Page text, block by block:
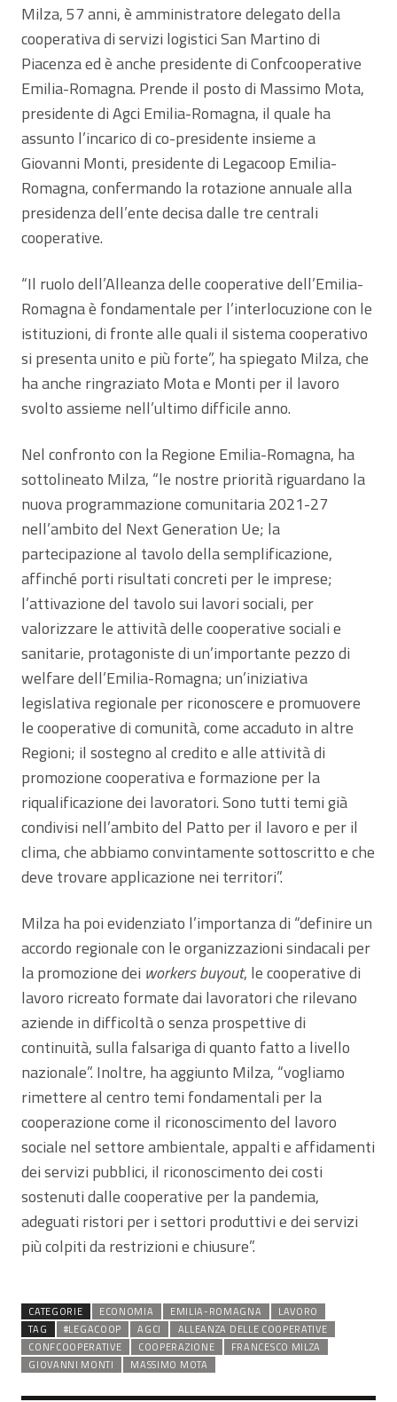
Milza, 57 anni, è amministratore delegato della
cooperativa di servizi logistici San Martino di
Piacenza ed è anche presidente di Confcooperative
Emilia-Romagna. Prende il posto di Massimo Mota,
presidente di Agci Emilia-Romagna, il quale ha
assunto l’incarico di co-presidente insieme a
Giovanni Monti, presidente di Legacoop Emilia-
Romagna, confermando la rotazione annuale alla
presidenza dell’ente decisa dalle tre centrali
cooperative.
“Il ruolo dell’Alleanza delle cooperative dell’Emilia-
Romagna è fondamentale per l’interlocuzione con le
istituzioni, di fronte alle quali il sistema cooperativo
si presenta unito e più forte”, ha spiegato Milza, che
ha anche ringraziato Mota e Monti per il lavoro
svolto assieme nell’ultimo difficile anno.
Nel confronto con la Regione Emilia-Romagna, ha
sottolineato Milza, “le nostre priorità riguardano la
nuova programmazione comunitaria 2021-27
nell’ambito del Next Generation Ue; la
partecipazione al tavolo della semplificazione,
affinché porti risultati concreti per le imprese;
l’attivazione del tavolo sui lavori sociali, per
valorizzare le attività delle cooperative sociali e
sanitarie, protagoniste di un’importante pezzo di
welfare dell’Emilia-Romagna; un’iniziativa
legislativa regionale per riconoscere e promuovere
le cooperative di comunità, come accaduto in altre
Regioni; il sostegno al credito e alle attività di
promozione cooperativa e formazione per la
riqualificazione dei lavoratori. Sono tutti temi già
condivisi nell’ambito del Patto per il lavoro e per il
clima, che abbiamo convintamente sottoscritto e che
deve trovare applicazione nei territori”.
Milza ha poi evidenziato l’importanza di “definire un
accordo regionale con le organizzazioni sindacali per
la promozione dei workers buyout, le cooperative di
lavoro ricreato formate dai lavoratori che rilevano
aziende in difficoltà o senza prospettive di
continuità, sulla falsariga di quanto fatto a livello
nazionale”. Inoltre, ha aggiunto Milza, “vogliamo
rimettere al centro temi fondamentali per la
cooperazione come il riconoscimento del lavoro
sociale nel settore ambientale, appalti e affidamenti
dei servizi pubblici, il riconoscimento dei costi
sostenuti dalle cooperative per la pandemia,
adeguati ristori per i settori produttivi e dei servizi
più colpiti da restrizioni e chiusure”.
CATEGORIE ECONOMIA EMILIA-ROMAGNA
LAVORO
TAG
#LEGACOOP AGCI
ALLEANZA DELLE COOPERATIVE
CONFCOOPERATIVE
COOPERAZIONE
FRANCESCO MILZA
GIOVANNI MONTI
MASSIMO MOTA